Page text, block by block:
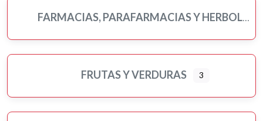
FARMACIAS, PARAFARMACIAS Y HERBOLARIOS
FRUTAS Y VERDURAS 3